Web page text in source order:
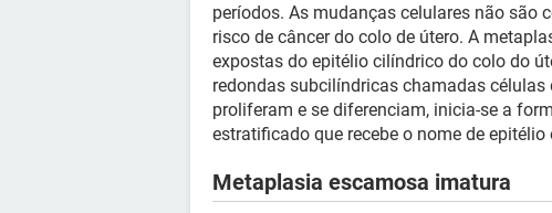
períodos. As mudanças celulares não são
risco de câncer do colo de útero. A
expostas do epitélio cilíndrico do colo do
redondas subcilíndricas chamadas células
proliferam e se diferenciam, inicia-se a
estratificado que recebe o nome de
Metaplasia escamosa imatura